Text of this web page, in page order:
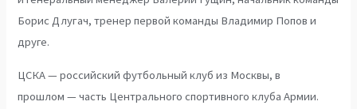
Борис Длугач, тренер первой команды Владимир Попов и
друге.
ЦСКА — российский футбольный клуб из Москвы, в
прошлом — часть Центрального спортивного клуба Армии.